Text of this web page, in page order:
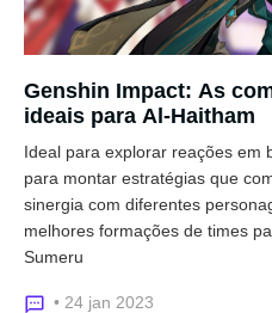
Genshin Impact: As
ideais para Al-Haitham
Ideal para explorar reações em
para montar estratégias que
sinergia com diferentes
melhores formações de times
Sumeru
• 24 jan 2023